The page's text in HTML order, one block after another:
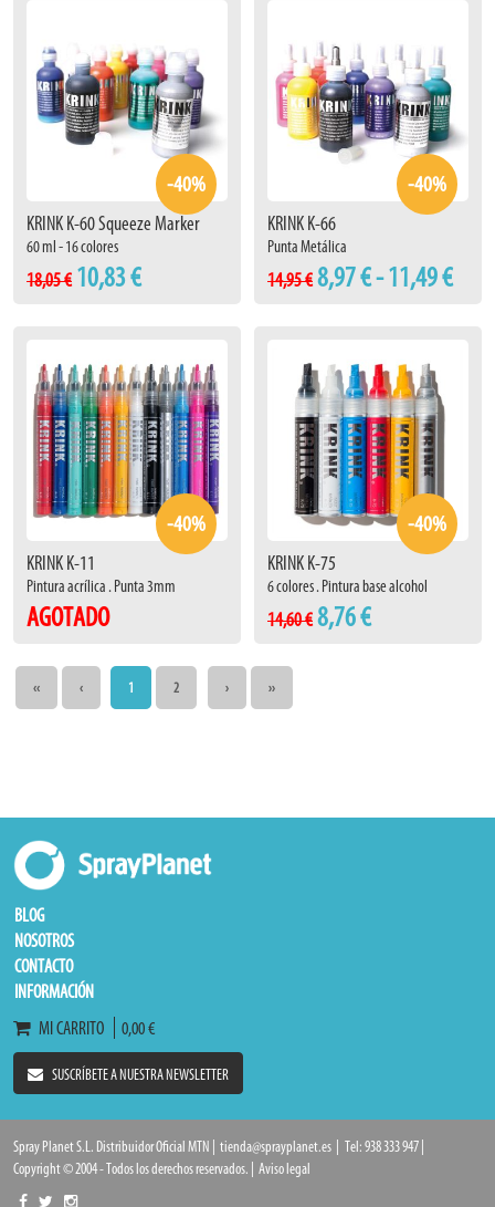
-40%
KRINK K-60 Squeeze Marker
60 ml - 16 colores
18,05 € 10,83 €
-40%
KRINK K-66
Punta Metálica
14,95 € 8,97 € - 11,49 €
-40%
KRINK K-11
Pintura acrílica . Punta 3mm
AGOTADO
-40%
KRINK K-75
6 colores . Pintura base alcohol
14,60 € 8,76 €
‹‹ ‹ 1 2 › ››
BLOG
NOSOTROS
CONTACTO
INFORMACIÓN
MI CARRITO
0,00 €
SUSCRÍBETE A NUESTRA NEWSLETTER
Spray Planet S.L. Distribuidor Oficial MTN | tienda@sprayplanet.es
Tel: 938 333 947 |
Copyright © 2004 - Todos los derechos reservados. |
Aviso legal